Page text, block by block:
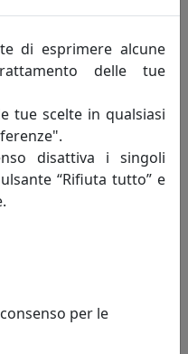
di esprimere alcune
delle tue
tue scelte in qualsiasi
disattiva i singoli
“Rifiuta tutto” e
per le